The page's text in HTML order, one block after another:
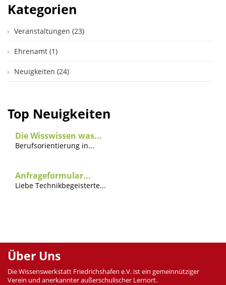
Kategorien
Veranstaltungen (23)
Ehrenamt (1)
Neuigkeiten (24)
Top Neuigkeiten
Die Wisswissen was...
Berufsorientierung in...
Anfrageformular...
Liebe Technikbegeisterte...
Über Uns
Die Wissenswerkstatt Friedrichshafen e.V. ist ein gemeinnütziger
Verein und anerkannter außerschulischer Lernort.